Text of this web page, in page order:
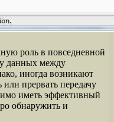
роль в повседневной
данных между
иногда возникают
прервать передачу
иметь эффективный
обнаружить и